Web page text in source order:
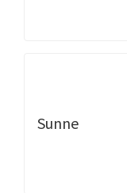
Sunne